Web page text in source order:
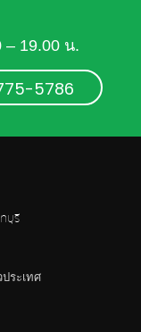
– 19.00 น.
5786
บุรี
ระเทศ